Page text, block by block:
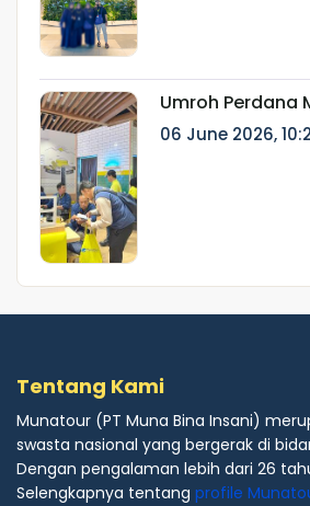
Umroh Perdana
Resmi
Dirut Munatour
06 June 2026,
Tentang Kami
Munatour (PT Muna Bina Insani)
swasta nasional yang bergerak di
Dengan pengalaman lebih dari 26
Selengkapnya tentang profile